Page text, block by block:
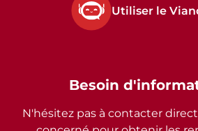
Utiliser le
Besoin
N'hésitez pas à contacter